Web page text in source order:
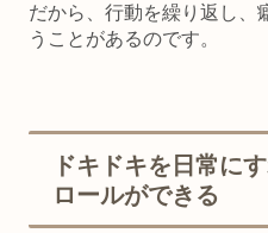
だから、 行動を繰り返し、
うことがあるのです。
ドキドキを日常に
ロールができる